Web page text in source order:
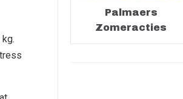
Palmaers
Zomeracties